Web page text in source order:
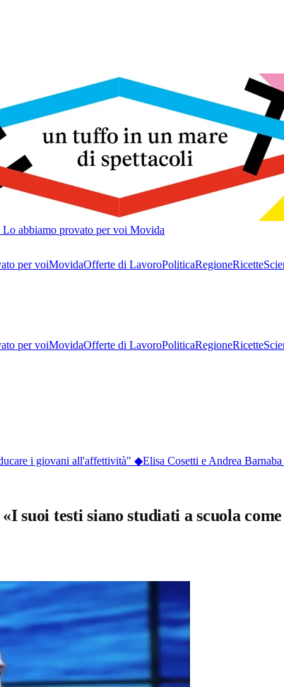
Lo abbiamo provato per voi Movida
per voiMovidaOfferte di LavoroPoliticaRegioneRicette
per voiMovidaOfferte di LavoroPoliticaRegioneRicette
i giovani all'affettività"◆ Elisa Cosetti e Andrea Barnaba
testi siano studiati a scuola